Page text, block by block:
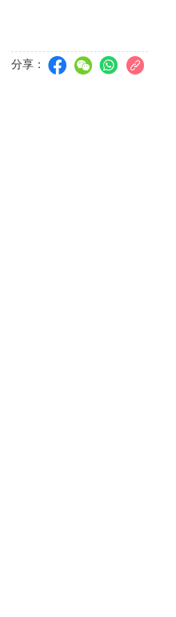
分享：